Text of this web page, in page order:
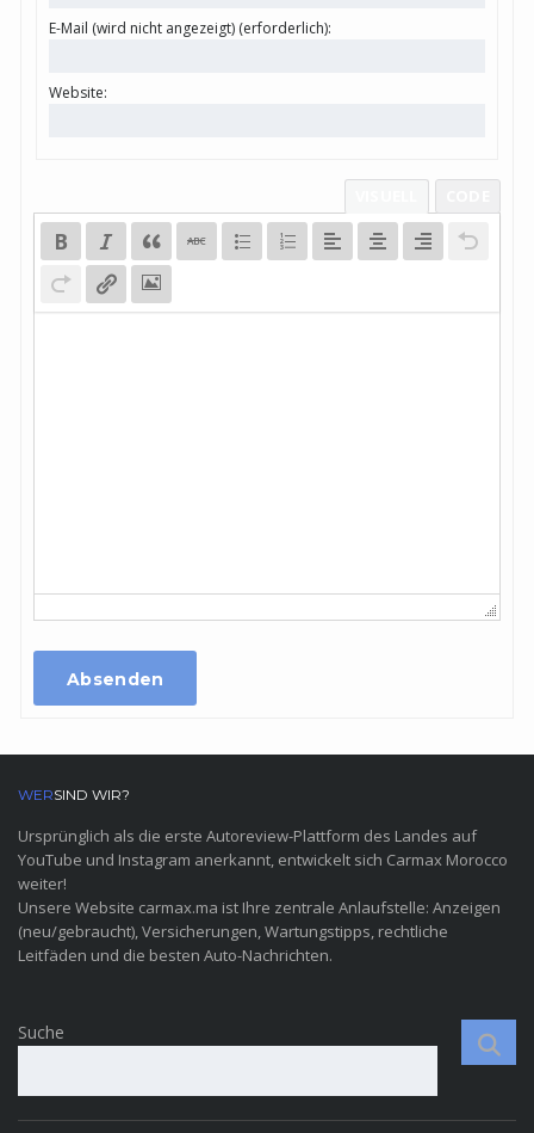
E-Mail (wird nicht angezeigt) (erforderlich):
Website:
Absenden
WERSIND WIR?
Ursprünglich als die erste Autoreview-Plattform des Landes auf
YouTube und Instagram anerkannt, entwickelt sich Carmax Morocco
weiter!
Unsere Website carmax.ma ist Ihre zentrale Anlaufstelle: Anzeigen
(neu/gebraucht), Versicherungen, Wartungstipps, rechtliche
Leitfäden und die besten Auto-Nachrichten.
Suche